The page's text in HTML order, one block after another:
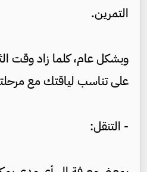
التمرين.
وبشكل عام، كلما زاد وقت
على تناسب لياقتك مع
- التنقل: